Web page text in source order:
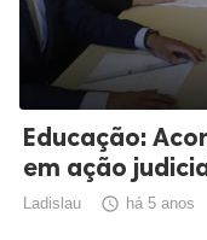
Educação:
em ação
Ladislau  há 5 anos